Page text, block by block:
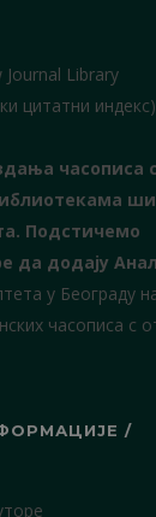
Journal Library
цитатни индекс)
часописа
Подстичемо
да додају
у Београду
часописа с
/